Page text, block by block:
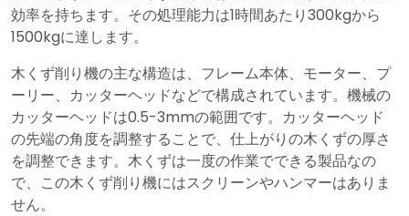
効率を持ちます。その処理能力は1時間あたり300kgから
1500kgに達します。
木くず削り機の主な構造は、フレーム本体、モーター、プ
ーリー、カッターヘッドなどで構成されています。機械の
カッターヘッドは0.5-3mmの範囲です。カッターヘッド
の先端の角度を調整することで、仕上がりの木くずの厚さ
を調整できます。木くずは一度の作業でできる製品なの
で、この木くず削り機にはスクリーンやハンマーはありま
せん。